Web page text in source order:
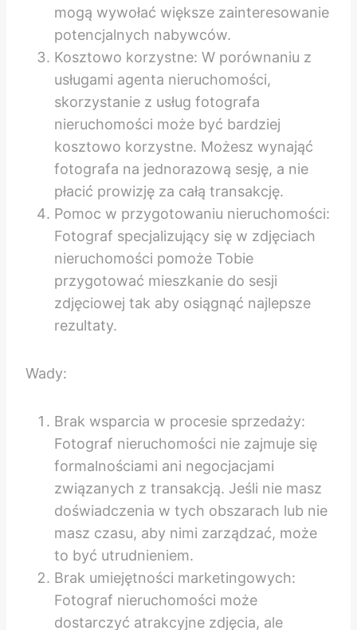
mogą wywołać większe zainteresowanie
potencjalnych nabywców.
Kosztowo korzystne: W porównaniu z
usługami agenta nieruchomości,
skorzystanie z usług fotografa
nieruchomości może być bardziej
kosztowo korzystne. Możesz wynająć
fotografa na jednorazową sesję, a nie
płacić prowizję za całą transakcję.
Pomoc w przygotowaniu nieruchomości:
Fotograf specjalizujący się w zdjęciach
nieruchomości pomoże Tobie
przygotować mieszkanie do sesji
zdjęciowej tak aby osiągnąć najlepsze
rezultaty.
Wady:
Brak wsparcia w procesie sprzedaży:
Fotograf nieruchomości nie zajmuje się
formalnościami ani negocjacjami
związanych z transakcją. Jeśli nie masz
doświadczenia w tych obszarach lub nie
masz czasu, aby nimi zarządzać, może
to być utrudnieniem.
Brak umiejętności marketingowych:
Fotograf nieruchomości może
dostarczyć atrakcyjne zdjęcia, ale